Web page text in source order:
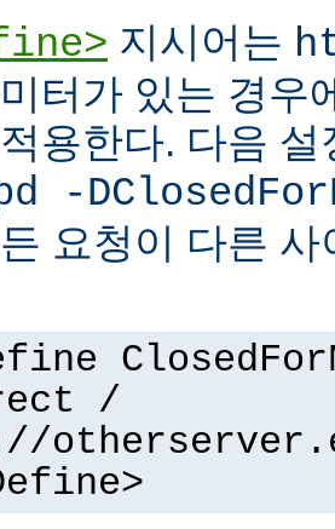
지시어는
터가 있는 경우
용한다. 다음
-
요청이 다른
/